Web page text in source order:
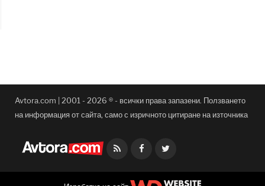
Avtora.com | 2001 - 2026 ® - всички права запазени. Ползването
на информация от сайта, само с изричното цитиране на източника
Facebook